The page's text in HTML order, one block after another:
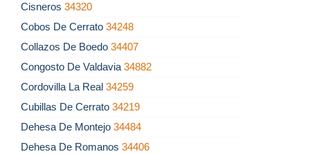
Cisneros 34320
Cobos De Cerrato 34248
Collazos De Boedo 34407
Congosto De Valdavia 34882
Cordovilla La Real 34259
Cubillas De Cerrato 34219
Dehesa De Montejo 34484
Dehesa De Romanos 34406